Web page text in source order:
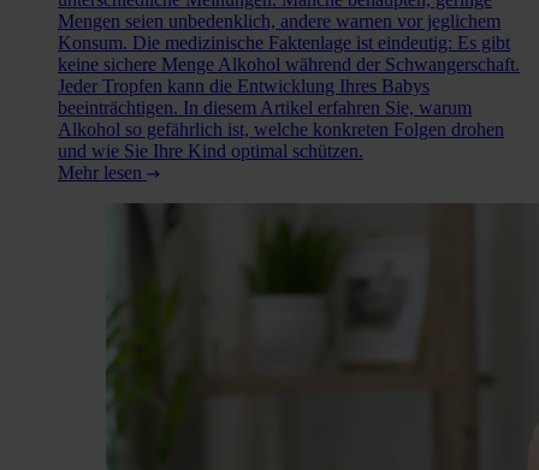
Mengen seien unbedenklich, andere warnen vor jeglichem
Konsum. Die medizinische Faktenlage ist eindeutig: Es gibt
keine sichere Menge Alkohol während der Schwangerschaft.
Jeder Tropfen kann die Entwicklung Ihres Babys
beeinträchtigen. In diesem Artikel erfahren Sie, warum
Alkohol so gefährlich ist, welche konkreten Folgen drohen
und wie Sie Ihre Kind optimal schützen.
Mehr lesen